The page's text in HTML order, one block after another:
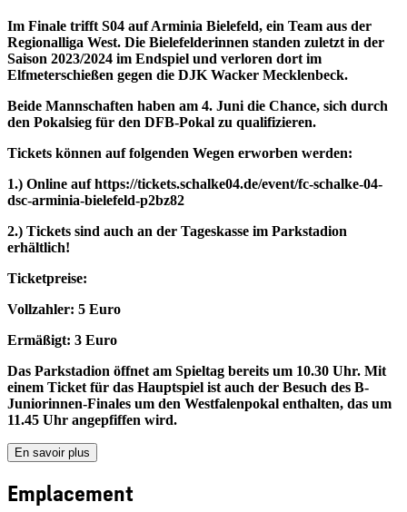
Im Finale trifft S04 auf Arminia Bielefeld, ein Team aus der
Regionalliga West. Die Bielefelderinnen standen zuletzt in der
Saison 2023/2024 im Endspiel und verloren dort im
Elfmeterschießen gegen die DJK Wacker Mecklenbeck.
Beide Mannschaften haben am 4. Juni die Chance, sich durch
den Pokalsieg für den DFB-Pokal zu qualifizieren.
Tickets können auf folgenden Wegen erworben werden:
1.) Online auf https://tickets.schalke04.de/event/fc-schalke-04-
dsc-arminia-bielefeld-p2bz82
2.) Tickets sind auch an der Tageskasse im Parkstadion
erhältlich!
Ticketpreise:
Vollzahler: 5 Euro
Ermäßigt: 3 Euro
Das Parkstadion öffnet am Spieltag bereits um 10.30 Uhr. Mit
einem Ticket für das Hauptspiel ist auch der Besuch des B-
Juniorinnen-Finales um den Westfalenpokal enthalten, das um
11.45 Uhr angepfiffen wird.
En savoir plus
Emplacement